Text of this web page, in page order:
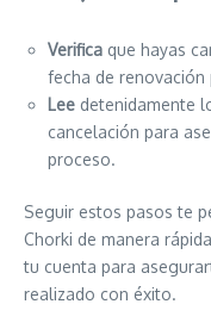
Verifica que hayas
fecha de
Lee detenidamente
cancelación para
proceso.
Seguir estos pasos te
Chorki de manera
tu cuenta para
realizado con éxito.